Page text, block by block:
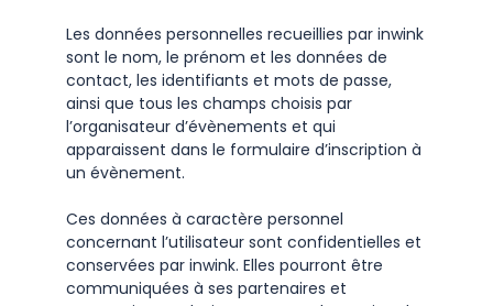
Les données personnelles recueillies par inwink
sont le nom, le prénom et les données de
contact, les identifiants et mots de passe,
ainsi que tous les champs choisis par
l’organisateur d’évènements et qui
apparaissent dans le formulaire d’inscription à
un évènement.
Ces données à caractère personnel
concernant l’utilisateur sont confidentielles et
conservées par inwink. Elles pourront être
communiquées à ses partenaires et